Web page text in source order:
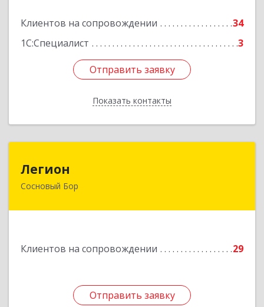
Клиентов на сопровождении
34
1С:Специалист
3
Отправить заявку
Показать контакты
Отправить заявку
Назад
Легион
Сосновый Бор
Клиентов на сопровождении 29
Отправить заявку
188544, Ленинградская обл, Сосновый Бор г,
Отправить заявку